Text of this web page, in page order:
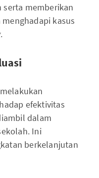
serta memberikan
kasus
.
efektivitas
dalam
Ini
berkelanjutan